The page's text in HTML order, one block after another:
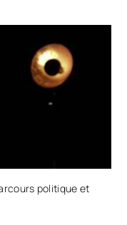
politique et